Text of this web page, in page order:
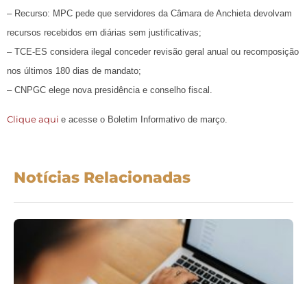
– Recurso: MPC pede que servidores da Câmara de Anchieta devolvam
recursos recebidos em diárias sem justificativas;
– TCE-ES considera ilegal conceder revisão geral anual ou recomposição
nos últimos 180 dias de mandato;
– CNPGC elege nova presidência e conselho fiscal.
Clique aqui e acesse o Boletim Informativo de março.
Notícias Relacionadas